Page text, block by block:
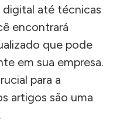
até técnicas
encontrará
que pode
em sua empresa.
para a
artigos são uma